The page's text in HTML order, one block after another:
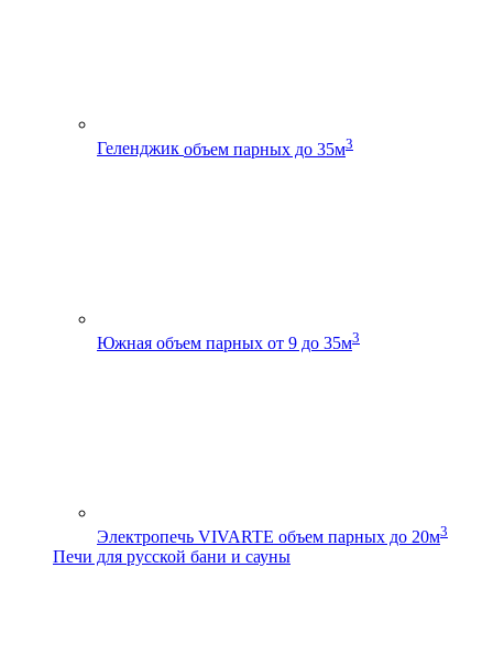
Геленджик объем парных до 35м3
Южная объем парных от 9 до 35м3
Электропечь VIVARTE объем парных до 20м3
Печи для русской бани и сауны